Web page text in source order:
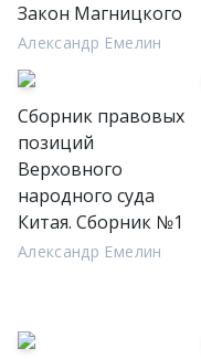
Закон Магницкого
Александр Емелин
Сборник правовых
позиций
Верховного
народного суда
Китая. Сборник №1
Александр Емелин